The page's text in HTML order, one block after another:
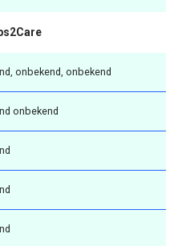
onbekend, onbekend
onbekend